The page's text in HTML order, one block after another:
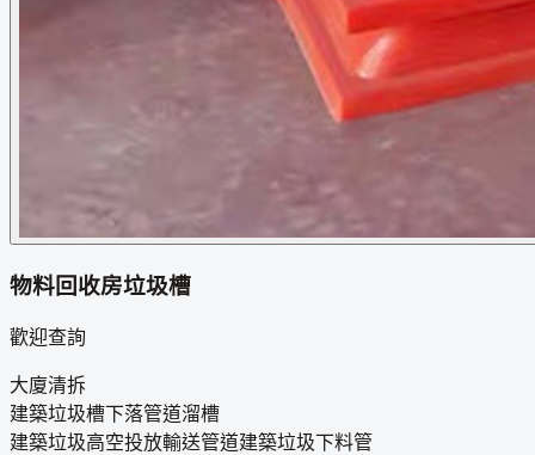
物料回收房垃圾槽
歡迎查詢
大廈清拆
建築垃圾槽下落管道溜槽
建築垃圾高空投放輸送管道建築垃圾下料管